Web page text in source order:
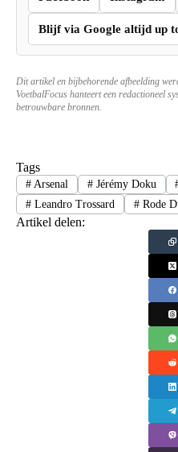
Blijf via Google altijd up
Dit artikel en bijbehorende afbeelding
VoetbalFocus hanteert een redactioneel
betrouwbare bronnen.
Tags
#Arsenal #Jérémy Doku
#Leandro Trossard #Rode
Artikel delen: